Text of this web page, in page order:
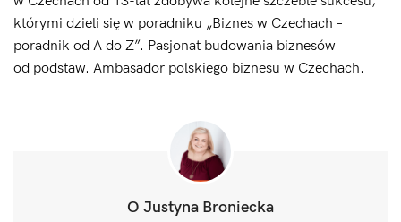
którymi dzieli się w poradniku „Biznes w Czechach –
poradnik od A do Z”. Pasjonat budowania biznesów
od podstaw. Ambasador polskiego biznesu w Czechach.
O Justyna Broniecka